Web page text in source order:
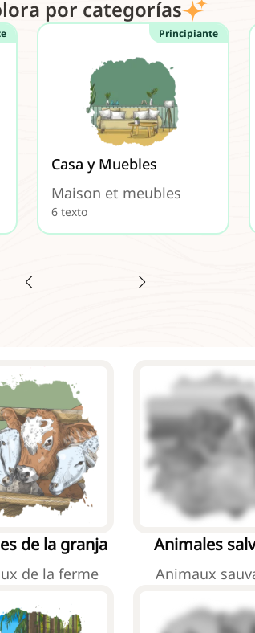
por categorías
Principiante
Casa y Muebles
Maison et meubles
6 texto
de la granja
de la ferme
Animales
Animaux